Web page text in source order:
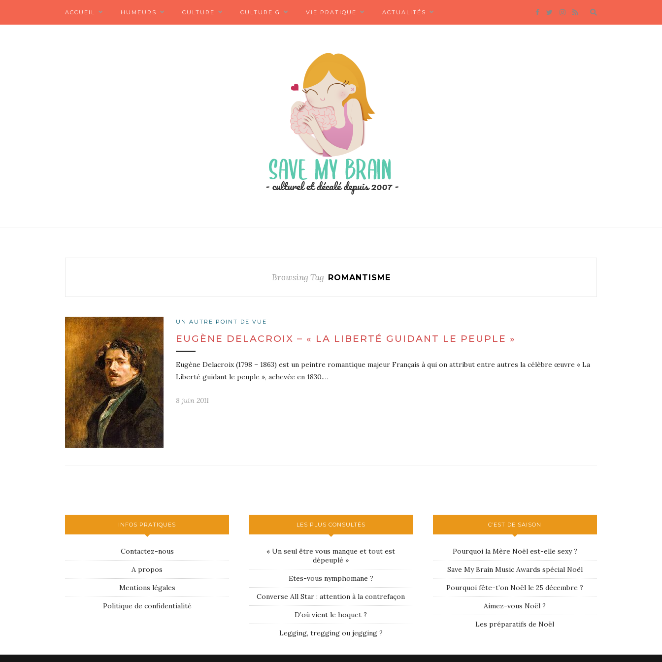
ACCUEIL HUMEURS CULTURE CULTURE G VIE PRATIQUE ACTUALITÉS
Browsing Tag ROMANTISME
UN AUTRE POINT DE VUE
EUGÈNE DELACROIX – « LA LIBERTÉ GUIDANT LE PEUPLE »
Eugène Delacroix (1798 – 1863) est un peintre romantique majeur Français à qui on attribut entre autres la célèbre œuvre « La
Liberté guidant le peuple », achevée en 1830.…
8 juin 2011
INFOS PRATIQUES
Contactez-nous
A propos
Mentions légales
Politique de confidentialité
LES PLUS CONSULTÉS
« Un seul être vous manque et tout est
dépeuplé »
Etes-vous nymphomane ?
Converse All Star : attention à la contrefaçon
D’où vient le hoquet ?
Legging, tregging ou jegging ?
C’EST DE SAISON
Pourquoi la Mère Noël est-elle sexy ?
Save My Brain Music Awards spécial Noël
Pourquoi fête-t’on Noël le 25 décembre ?
Aimez-vous Noël ?
Les préparatifs de Noël